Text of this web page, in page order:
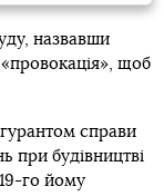
назвавши
щоб
справи
при будівництві
го йому